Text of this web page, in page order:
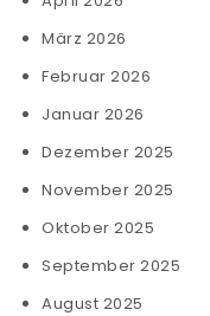
März 2026
Februar 2026
Januar 2026
Dezember 2025
November 2025
Oktober 2025
September 2025
August 2025